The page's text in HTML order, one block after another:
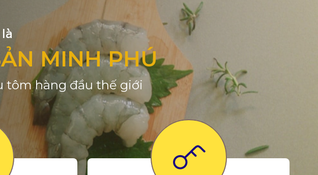
MINH PHÚ
tôm hàng đầu thế giới